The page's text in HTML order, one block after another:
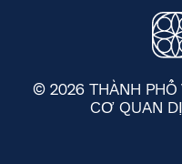
© 2026 THÀNH PHỐ
CƠ QUAN